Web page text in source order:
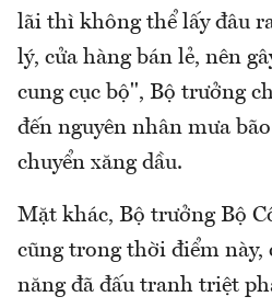
lãi thì không thể lấy đâu
lý, cửa hàng bán lẻ, nên
cung cục bộ", Bộ trưởng
đến nguyên nhân mưa
chuyển xăng dầu.
Mặt khác, Bộ trưởng Bộ
cũng trong thời điểm này,
năng đã đấu tranh triệt